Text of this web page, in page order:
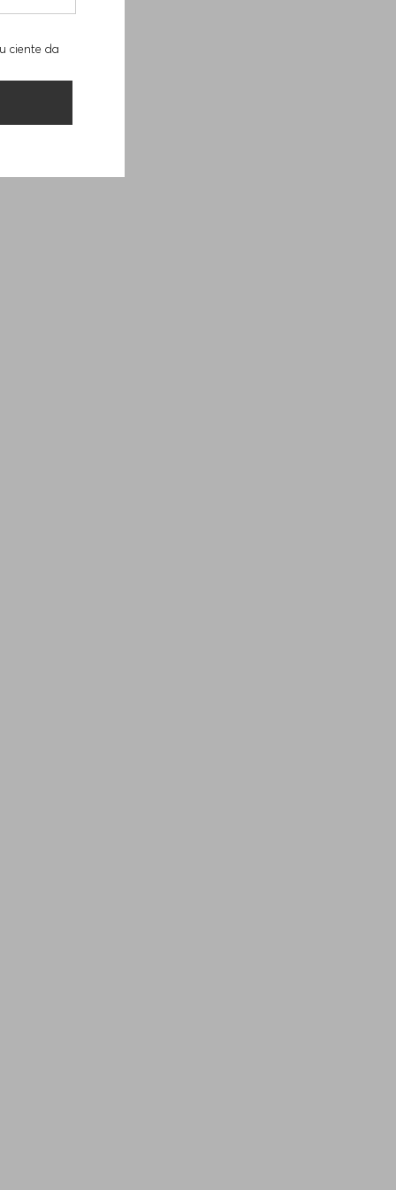
ciente da